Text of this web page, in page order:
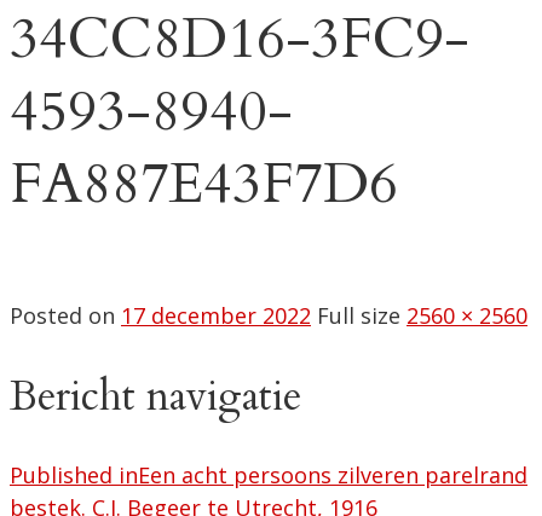
34CC8D16-3FC9-
4593-8940-
FA887E43F7D6
Posted on 17 december 2022 Full size 2560 × 2560
Bericht navigatie
Published inEen acht persoons zilveren parelrand
bestek. C.J. Begeer te Utrecht, 1916